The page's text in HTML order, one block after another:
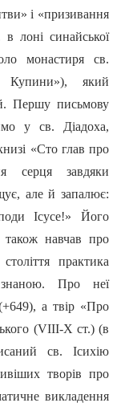
i «призивання
лоні синайської
монастиря св.
Купини»), який
Першу письмову
у св. Діадоха,
«Сто глав про
серця завдяки
але й запалює:
Icyce!» Його
навчав про
практика
знаною. Про неї
а твір «Про
(VIII-X ст.) (в
св. Ісихію
творів про
викладення